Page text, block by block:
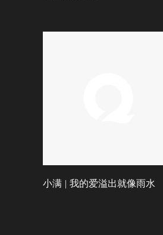
小满 | 我的爱溢出就像雨水